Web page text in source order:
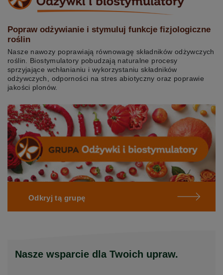
Popraw odżywianie i stymuluj funkcje fizjologiczne
roślin
Nasze nawozy poprawiają równowagę składników odżywczych
roślin. Biostymulatory pobudzają naturalne procesy
sprzyjające wchłanianiu i wykorzystaniu składników
odżywczych, odporności na stres abiotyczny oraz poprawie
jakości plonów.
Odkryj tą grupę
Nasze wsparcie dla Twoich upraw.